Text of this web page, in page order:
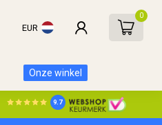
EUR
0
Onze winkel
9.7